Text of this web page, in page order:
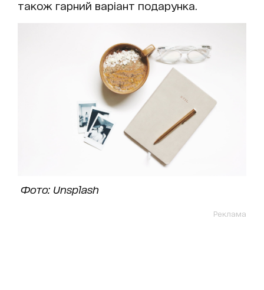
також гарний варіант подарунка.
Фото: Unsplash
Реклама